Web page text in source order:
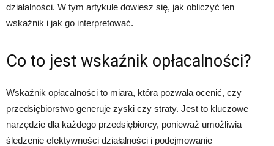
działalności. W tym artykule dowiesz się, jak obliczyć ten
wskaźnik i jak go interpretować.
Co to jest wskaźnik opłacalności?
Wskaźnik opłacalności to miara, która pozwala ocenić, czy
przedsiębiorstwo generuje zyski czy straty. Jest to kluczowe
narzędzie dla każdego przedsiębiorcy, ponieważ umożliwia
śledzenie efektywności działalności i podejmowanie